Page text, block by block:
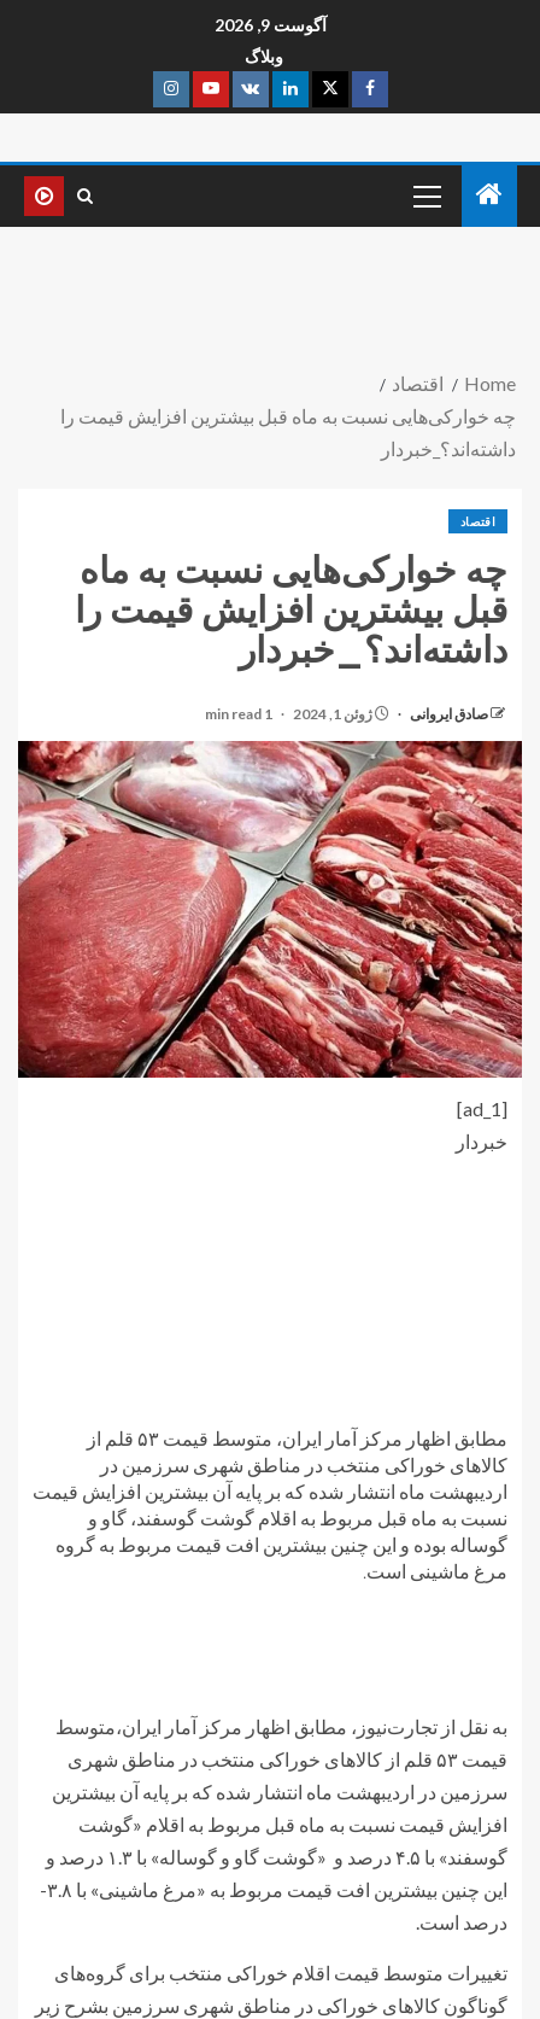
آگوست 9, 2026
وبلاگ
Home
اقتصاد
چه خوارکی‌هایی نسبت به ماه قبل بیشترین افزایش قیمت را
داشته‌اند؟_خبردار
اقتصاد
چه خوارکی‌هایی نسبت به ماه
قبل بیشترین افزایش قیمت را
داشته‌اند؟_خبردار
صادق ایروانی ژوئن 1, 2024 1 min read
[ad_1]
خبردار
مطابق اظهار مرکز آمار ایران، متوسط قیمت ۵۳ قلم از
کالاهای خوراکی منتخب در مناطق شهری سرزمین در
اردیبهشت ماه انتشار شده که بر پایه آن بیشترین افزایش قیمت
نسبت به ماه قبل مربوط به اقلام گوشت گوسفند، گاو و
گوساله بوده و این چنین بیشترین افت قیمت مربوط به گروه
مرغ ماشینی است.
به نقل از تجارت‌نیوز، مطابق اظهار مرکز آمار ایران،متوسط
قیمت ۵۳ قلم از کالاهای خوراکی منتخب در مناطق شهری
سرزمین در اردیبهشت ماه انتشار شده که بر پایه آن بیشترین
افزایش قیمت نسبت به ماه قبل مربوط به اقلام «گوشت
گوسفند» با ۴.۵ درصد و «گوشت گاو و گوساله» با ۱.۳ درصد و
این چنین بیشترین افت قیمت مربوط به «مرغ ماشینی» با ۳.۸-
درصد است.
تغییرات متوسط قیمت اقلام خوراکی منتخب برای گروه‌های
گوناگون کالاهای خوراکی در مناطق شهری سرزمین بشرح زیر